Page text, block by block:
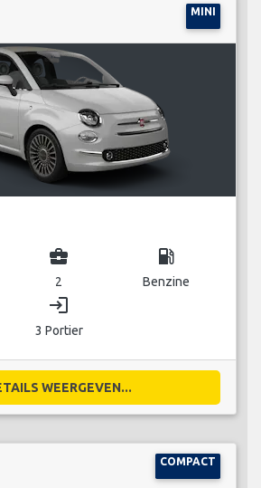
MINI
business_center
2
local_gas_station
Benzine
login
3 Portier
WEERGEVEN...
COMPACT